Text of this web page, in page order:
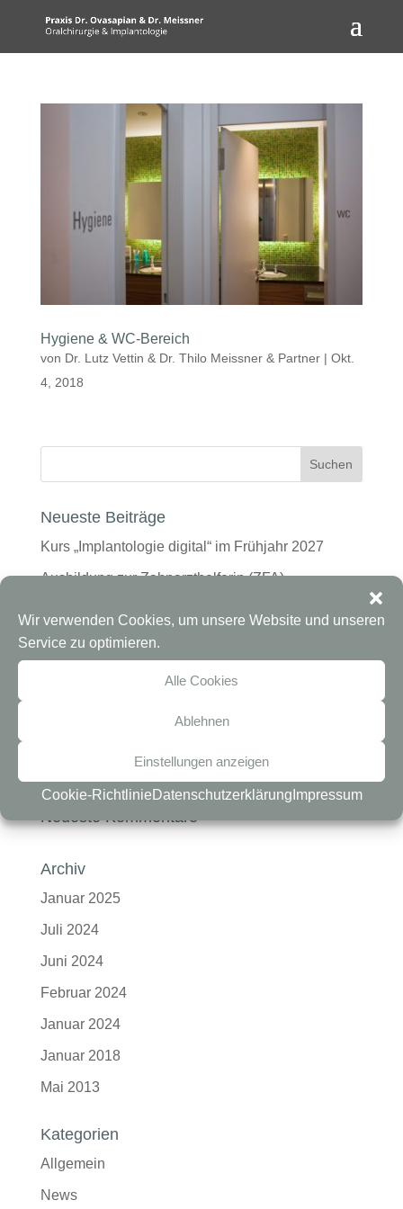
Wir verwenden Cookies, um unsere Website und unseren
Service zu optimieren.
Alle Cookies
Ablehnen
Einstellungen anzeigen
Cookie-Richtlinie Datenschutzerklärung Impressum
Hygiene & WC-Bereich
von Dr. Lutz Vettin & Dr. Thilo Meissner & Partner| Okt.
4, 2018
Neueste Beiträge
Kurs „Implantologie digital“ im Frühjahr 2027
Ausbildung zur Zahnarzthelferin (ZFA)
zahnmedizinische Fachangestellte
ZFA Weiterbildung: Welche Aufstiegsfortbildungen
sich als Zahnmedizinische Fachangestellte
„Zahnmedizinische Fachangestellte“
Neueste Kommentare
Archiv
Januar 2025
Juli 2024
Juni 2024
Februar 2024
Januar 2024
Januar 2018
Mai 2013
Kategorien
Allgemein
News